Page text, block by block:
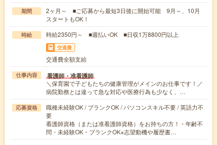
期間
2ヶ月～ ■ご応募から最短3日後に開始可能 9月～、10月
スタートもOK！
時給 時給2350円～ ■週払いOK ■日収1万8800円以上
交通費
交通費全額支給
仕事内容 看護師・准看護師
＼保育園で子どもたちの健康管理がメインのお仕事です！／
病院勤務とは違って急な対応や医療行為も少なく、…
応募資格
職種未経験OK / ブランクOK / パソコンスキル不要 / 英語力不
要
看護師資格（または准看護師資格）をお持ちの方！・年齢不
問・未経験OK・ブランクOK※志望動機や履歴書…